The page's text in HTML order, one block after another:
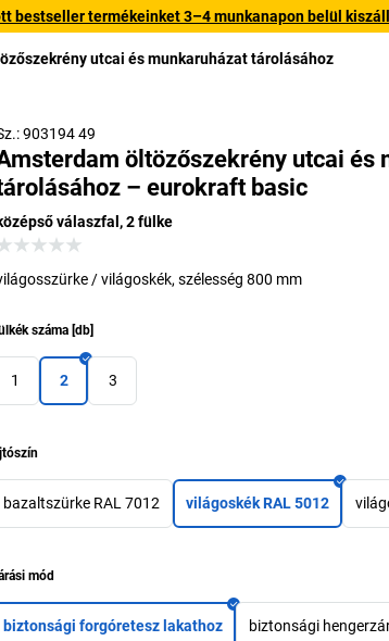
bestseller termékeinket 3–4 munkanapon belül
utcai és munkaruházat tárolásához
903194 49
öltözőszekrény utcai és
– eurokraft basic
válaszfal, 2 fülke
/ világoskék, szélesség 800 mm
száma [db]
1 2 3
bazaltszürke RAL 7012 világoskék RAL 5012
mód
biztonsági forgóretesz lakathoz biztonsági